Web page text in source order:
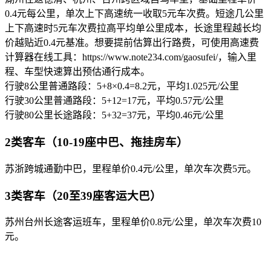
0.4元每公里，单次上下高速统一收取5元车次费。短途几公里
上下高速时5元车次费拉高平均单公里成本，长途里程越长均
价越贴近0.4元基准。想要提前估算出行路费，可使用高速费
计算器在线工具：https://www.note234.com/gaosufei/，输入里
程、车型快速算出预估通行成本。
行驶8公里普通路段：5+8×0.4=8.2元，平均1.025元/公里
行驶30公里普通路段：5+12=17元，平均0.57元/公里
行驶80公里长途路段：5+32=37元，平均0.46元/公里
2类客车（10-19座中巴、拖挂房车）
苏浙跨城通勤中巴，里程单价0.4元/公里，单次车次费5元。
3类客车（20至39座客运大巴）
苏州台州长途客运班车，里程单价0.8元/公里，单次车次费10
元。